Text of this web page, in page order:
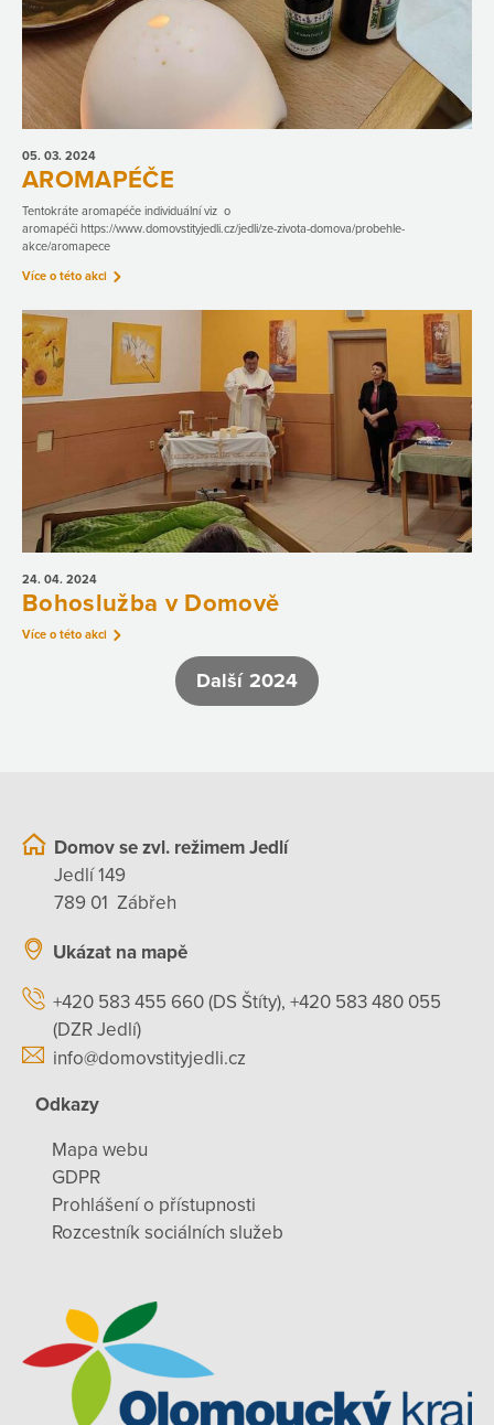
05. 03. 2024
AROMAPÉČE
Tentokráte aromapéče individuální viz o
aromapéči https://www.domovstityjedli.cz/jedli/ze-zivota-domova/probehle-
akce/aromapece
Více o této akci
24. 04. 2024
Bohoslužba v Domově
Více o této akci
Další 2024
Domov se zvl. režimem Jedlí
Jedlí 149
789 01 Zábřeh
Ukázat na mapě
+420 583 455 660 (DS Štíty), +420 583 480 055
(DZR Jedlí)
info@domovstityjedli.cz
Odkazy
Mapa webu
GDPR
Prohlášení o přístupnosti
Rozcestník sociálních služeb